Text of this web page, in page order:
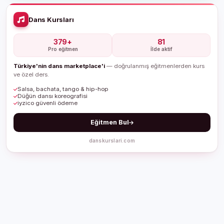
Dans Kursları
379+
Pro eğitmen
81
İlde aktif
Türkiye'nin dans marketplace'i — doğrulanmış eğitmenlerden kurs
ve özel ders.
Salsa, bachata, tango & hip-hop
Düğün dansı koreografisi
iyzico güvenli ödeme
Eğitmen Bul
danskurslari.com